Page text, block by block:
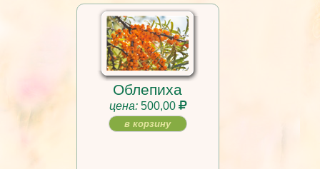
Облепиха
цена:500,00
в корзину